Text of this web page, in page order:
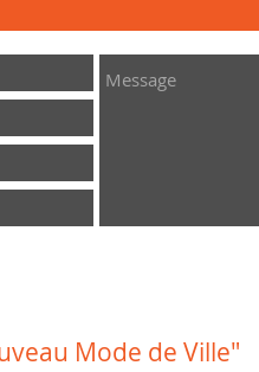
Mode de Ville"